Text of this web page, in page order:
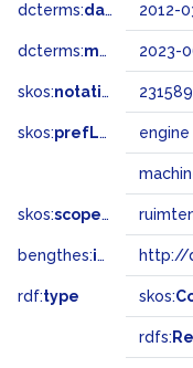
dcterms:dateSubmitted 2012-
dcterms:modified 2023-
skos:notation 231589
skos:prefLabel engine
skos:scopeNote
bengthes:inSet http://
rdf:type skos:
rdfs: